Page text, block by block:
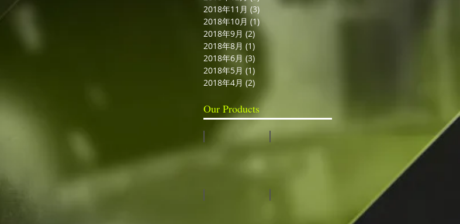
2018年11月 (3) 3 篇文章
2018年10月 (1)
2018年9月 (2)
2018年8月 (1)
2018年6月 (3)
2018年5月 (1)
2018年4月 (2)
Our Products